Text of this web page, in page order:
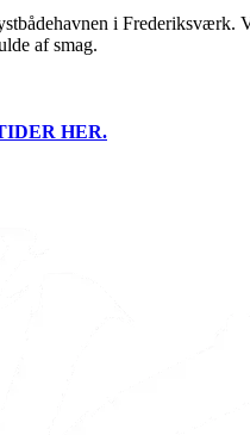
i Frederiksværk.
af smag.
HER.